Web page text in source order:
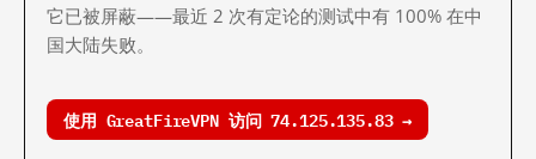
它已被屏蔽——最近 2 次有定论的测试中有 100% 在中
国大陆失败。
使用 GreatFireVPN 访问 74.125.135.83 →